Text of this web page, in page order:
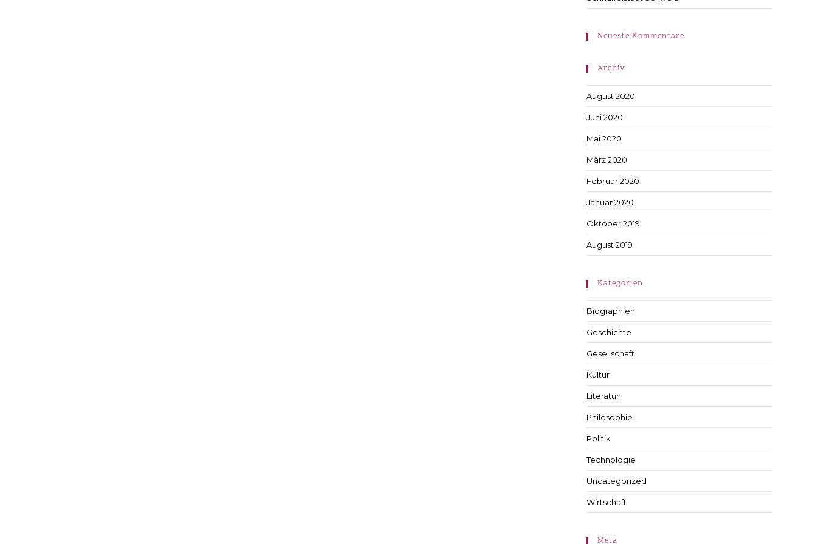
Neueste Kommentare
Archiv
August 2020
Juni 2020
Mai 2020
März 2020
Februar 2020
Januar 2020
Oktober 2019
August 2019
Kategorien
Biographien
Geschichte
Gesellschaft
Kultur
Literatur
Philosophie
Politik
Technologie
Uncategorized
Wirtschaft
Meta